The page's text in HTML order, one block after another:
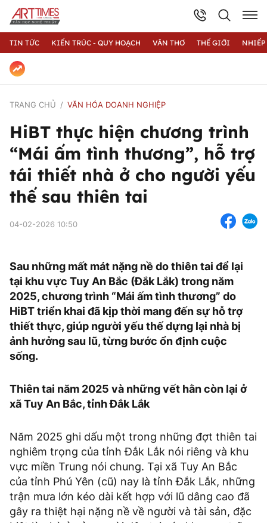
TIN TỨC KIẾN TRÚC - QUY HOẠCH VĂN THƠ THẾ GIỚI
TRANG CHỦ VĂN HÓA DOANH NGHIỆP
HiBT thực hiện chương trình
“Mái ấm tình thương”, hỗ trợ
tái thiết nhà ở cho người yếu
thế sau thiên tai
04-02-2026 10:50
Sau những mất mát nặng nề do thiên tai để lại
tại khu vực Tuy An Bắc (Đắk Lắk) trong năm
2025, chương trình “Mái ấm tình thương” do
HiBT triển khai đã kịp thời mang đến sự hỗ trợ
thiết thực, giúp người yếu thế dựng lại nhà bị
ảnh hưởng sau lũ, từng bước ổn định cuộc
sống.
Thiên tai năm 2025 và những vết hằn còn lại ở
xã Tuy An Bắc, tỉnh Đắk Lắk
Năm 2025 ghi dấu một trong những đợt thiên tai
nghiêm trọng của tỉnh Đắk Lắk nói riêng và khu
vực miền Trung nói chung. Tại xã Tuy An Bắc
của tỉnh Phú Yên (cũ) nay là tỉnh Đắk Lắk, những
trận mưa lớn kéo dài kết hợp với lũ dâng cao đã
gây ra thiệt hại nặng nề về người và tài sản, đặc